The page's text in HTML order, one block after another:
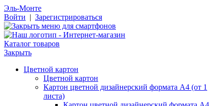
Эль-Монте
Войти | Зарегистрироваться
Каталог товаров
Закрыть
Цветной картон
Цветной картон
Картон цветной дизайнерский формата А4 (от 1
листа)